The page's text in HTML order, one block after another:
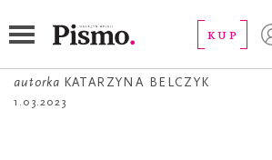
KUP
Krajobraz
autorka KATARZYNA BELCZYK
1.03.2023